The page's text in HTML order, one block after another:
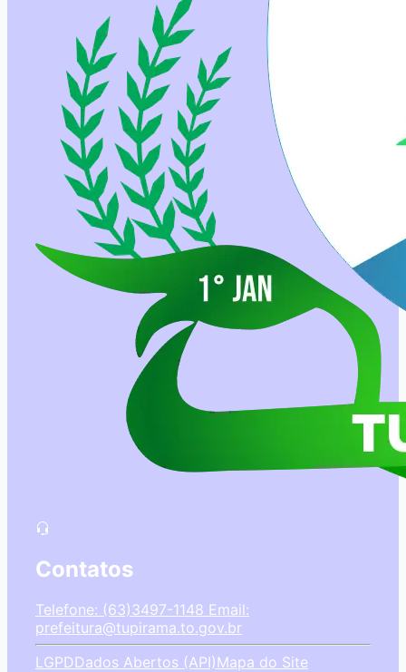
Contatos
Telefone: (63)3497-1148 Email:
prefeitura@tupirama.to.gov.br
LGPDDados Abertos (API)Mapa do Site